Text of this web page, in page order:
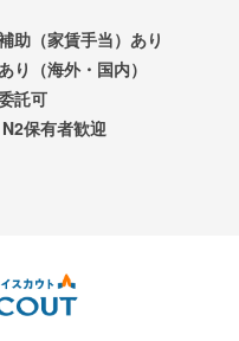
助（家賃手当）あり
り（海外・国内）
託可
保有者歓迎